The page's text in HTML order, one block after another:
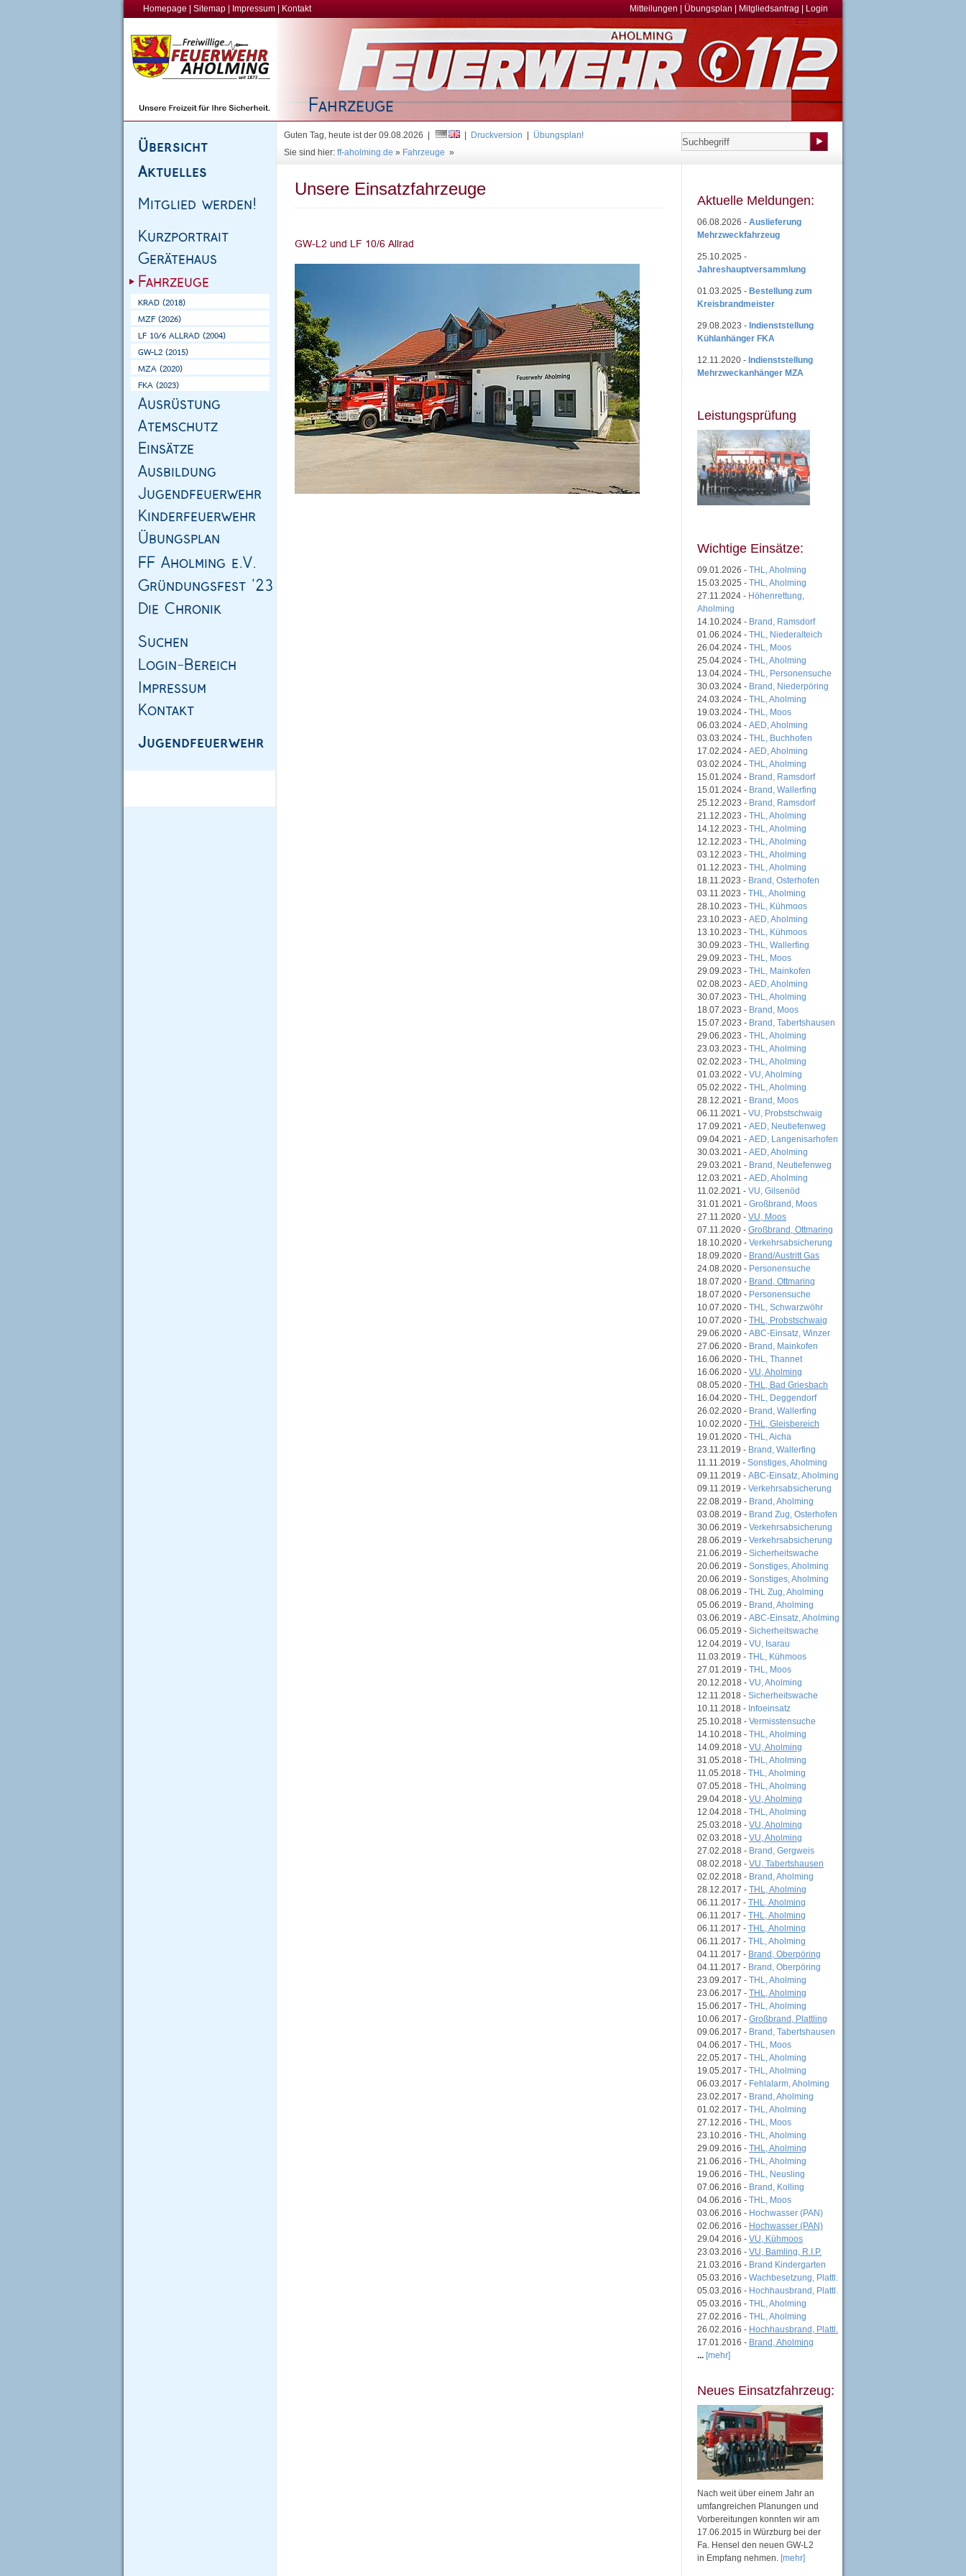
Homepage Sitemap Impressum Kontakt Mitteilungen Übungsplan Mitgliedsantrag Login
Guten Tag, heute ist der 09.08.2026 | Druckversion
Übungsplan!
Sie sind hier: ff-aholming.de » Fahrzeuge »
Unsere Einsatzfahrzeuge
Aktuelle Meldungen:
06.08.2026 - Auslieferung
Mehrzweckfahrzeug
25.10.2025 -
Jahreshauptversammlung
01.03.2025 - Bestellung zum
Kreisbrandmeister
29.08.2023 - Indienststellung
Kühlanhänger FKA
12.11.2020 - Indienststellung
Mehrzweckanhänger MZA
Leistungsprüfung
Wichtige Einsätze:
09.01.2026 - THL, Aholming
15.03.2025 - THL, Aholming
27.11.2024 - Höhenrettung,
Aholming
14.10.2024 - Brand, Ramsdorf
01.06.2024 - THL, Niederalteich
26.04.2024 - THL, Moos
25.04.2024 - THL, Aholming
13.04.2024 - THL, Personensuche
30.03.2024 - Brand, Niederpöring
24.03.2024 - THL, Aholming
19.03.2024 - THL, Moos
06.03.2024 - AED, Aholming
03.03.2024 - THL, Buchhofen
17.02.2024 - AED, Aholming
03.02.2024 - THL, Aholming
15.01.2024 - Brand, Ramsdorf
15.01.2024 - Brand, Wallerfing
25.12.2023 - Brand, Ramsdorf
21.12.2023 - THL, Aholming
14.12.2023 - THL, Aholming
12.12.2023 - THL, Aholming
03.12.2023 - THL, Aholming
01.12.2023 - THL, Aholming
18.11.2023 - Brand, Osterhofen
03.11.2023 - THL, Aholming
28.10.2023 - THL, Kühmoos
23.10.2023 - AED, Aholming
13.10.2023 - THL, Kühmoos
30.09.2023 - THL, Wallerfing
29.09.2023 - THL, Moos
29.09.2023 - THL, Mainkofen
02.08.2023 - AED, Aholming
30.07.2023 - THL, Aholming
18.07.2023 - Brand, Moos
15.07.2023 - Brand, Tabertshausen
29.06.2023 - THL, Aholming
23.03.2023 - THL, Aholming
02.02.2023 - THL, Aholming
01.03.2022 - VU, Aholming
05.02.2022 - THL, Aholming
28.12.2021 - Brand, Moos
06.11.2021 - VU, Probstschwaig
17.09.2021 - AED, Neutiefenweg
09.04.2021 - AED, Langenisarhofen
30.03.2021 - AED, Aholming
29.03.2021 - Brand, Neutiefenweg
12.03.2021 - AED, Aholming
11.02.2021 - VU, Gilsenöd
31.01.2021 - Großbrand, Moos
27.11.2020 - VU, Moos
07.11.2020 - Großbrand, Ottmaring
18.10.2020 - Verkehrsabsicherung
18.09.2020 - Brand/Austritt Gas
24.08.2020 - Personensuche
18.07.2020 - Brand, Ottmaring
18.07.2020 - Personensuche
10.07.2020 - THL, Schwarzwöhr
10.07.2020 - THL, Probstschwaig
29.06.2020 - ABC-Einsatz, Winzer
27.06.2020 - Brand, Mainkofen
16.06.2020 - THL, Thannet
16.06.2020 - VU, Aholming
08.05.2020 - THL, Bad Griesbach
16.04.2020 - THL, Deggendorf
26.02.2020 - Brand, Wallerfing
10.02.2020 - THL, Gleisbereich
19.01.2020 - THL, Aicha
23.11.2019 - Brand, Wallerfing
11.11.2019 - Sonstiges, Aholming
09.11.2019 - ABC-Einsatz, Aholming
09.11.2019 - Verkehrsabsicherung
22.08.2019 - Brand, Aholming
03.08.2019 - Brand Zug, Osterhofen
30.06.2019 - Verkehrsabsicherung
28.06.2019 - Verkehrsabsicherung
21.06.2019 - Sicherheitswache
20.06.2019 - Sonstiges, Aholming
20.06.2019 - Sonstiges, Aholming
08.06.2019 - THL Zug, Aholming
05.06.2019 - Brand, Aholming
03.06.2019 - ABC-Einsatz, Aholming
06.05.2019 - Sicherheitswache
12.04.2019 - VU, Isarau
11.03.2019 - THL, Kühmoos
27.01.2019 - THL, Moos
20.12.2018 - VU, Aholming
12.11.2018 - Sicherheitswache
10.11.2018 - Infoeinsatz
25.10.2018 - Vermisstensuche
14.10.2018 - THL, Aholming
14.09.2018 - VU, Aholming
31.05.2018 - THL, Aholming
11.05.2018 - THL, Aholming
07.05.2018 - THL, Aholming
29.04.2018 - VU, Aholming
12.04.2018 - THL, Aholming
25.03.2018 - VU, Aholming
02.03.2018 - VU, Aholming
27.02.2018 - Brand, Gergweis
08.02.2018 - VU, Tabertshausen
02.02.2018 - Brand, Aholming
28.12.2017 - THL, Aholming
06.11.2017 - THL, Aholming
06.11.2017 - THL, Aholming
06.11.2017 - THL, Aholming
06.11.2017 - THL, Aholming
04.11.2017 - Brand, Oberpöring
04.11.2017 - Brand, Oberpöring
23.09.2017 - THL, Aholming
23.06.2017 - THL, Aholming
15.06.2017 - THL, Aholming
10.06.2017 - Großbrand, Plattling
09.06.2017 - Brand, Tabertshausen
04.06.2017 - THL, Moos
22.05.2017 - THL, Aholming
19.05.2017 - THL, Aholming
06.03.2017 - Fehlalarm, Aholming
23.02.2017 - Brand, Aholming
01.02.2017 - THL, Aholming
27.12.2016 - THL, Moos
23.10.2016 - THL, Aholming
29.09.2016 - THL, Aholming
21.06.2016 - THL, Aholming
19.06.2016 - THL, Neusling
07.06.2016 - Brand, Kolling
04.06.2016 - THL, Moos
03.06.2016 - Hochwasser (PAN)
02.06.2016 - Hochwasser (PAN)
29.04.2016 - VU, Kühmoos
23.03.2016 - VU, Bamling, R.I.P.
21.03.2016 - Brand Kindergarten
05.03.2016 - Wachbesetzung, Plattl.
05.03.2016 - Hochhausbrand, Plattl.
05.03.2016 - THL, Aholming
27.02.2016 - THL, Aholming
26.02.2016 - Hochhausbrand, Plattl.
17.01.2016 - Brand, Aholming
... [mehr]
Neues Einsatzfahrzeug:
Nach weit über einem Jahr an
umfangreichen Planungen und
Vorbereitungen konnten wir am
17.06.2015 in Würzburg bei der
Fa. Hensel den neuen GW-L2
in Empfang nehmen. [mehr]